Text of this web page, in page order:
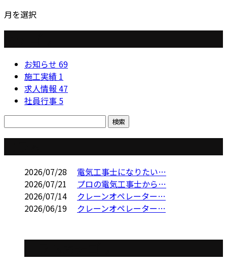
月を選択
お知らせ 69
施工実績 1
求人情報 47
社員行事 5
2026/07/28
電気工事士になりたい…
2026/07/21
プロの電気工事士から…
2026/07/14
クレーンオペレーター…
2026/06/19
クレーンオペレーター…